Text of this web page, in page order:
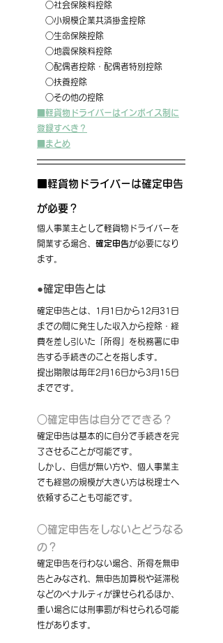
○社会保険料控除
○小規模企業共済掛金控除
○生命保険控除
○地震保険料控除
○配偶者控除・配偶者特別控除
○扶養控除
○その他の控除
■軽貨物ドライバーはインボイス制に
登録すべき？
■まとめ
■軽貨物ドライバーは確定申告
が必要？
個人事業主として軽貨物ドライバーを
開業する場合、 確定申告が必要になり
ます。
●確定申告とは
確定申告とは、1月1日から12月31日
までの間に発生した収入から控除・経
費を差し引いた「所得」を税務署に申
告する手続きのことを指します。
提出期限は毎年2月16日から3月15日
までです。
○確定申告は自分でできる？
確定申告は基本的に自分で手続きを完
了させることが可能です。
しかし、自信が無い方や、個人事業主
でも経営の規模が大きい方は税理士へ
依頼することも可能です。
○確定申告をしないとどうなる
の？
確定申告を行わない場合、所得を無申
告とみなされ、無申告加算税や延滞税
などのペナルティが課せられるほか、
重い場合には刑事罰が科せられる可能
性があります。